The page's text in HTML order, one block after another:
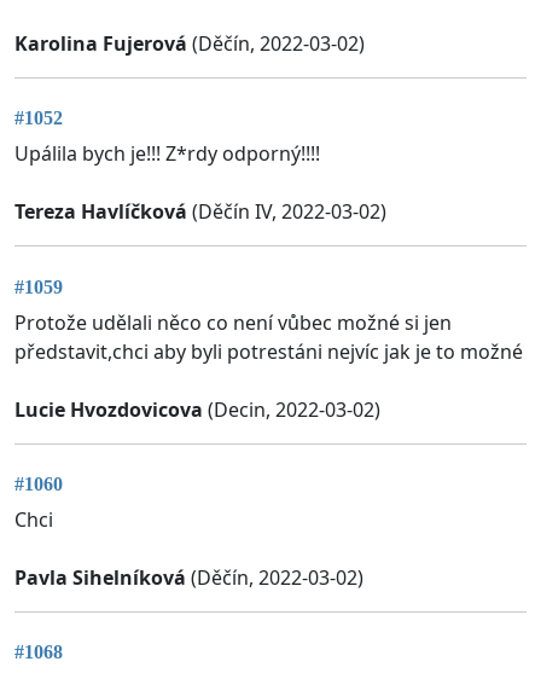
Karolina Fujerová (Děčín, 2022-03-02)
#1052
Upálila bych je!!! Z*rdy odporný!!!!
Tereza Havlíčková (Děčín IV, 2022-03-02)
#1059
Protože udělali něco co není vůbec možné si jen
představit,chci aby byli potrestáni nejvíc jak je to možné
Lucie Hvozdovicova (Decin, 2022-03-02)
#1060
Chci
Pavla Sihelníková (Děčín, 2022-03-02)
#1068